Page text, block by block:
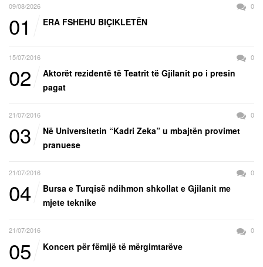
09/08/2026 0
01 ERA FSHEHU BIÇIKLETËN
15/07/2016 0
02
Aktorët rezidentë të Teatrit të Gjilanit po i presin
pagat
21/07/2016 0
03
Në Universitetin “Kadri Zeka” u mbajtën provimet
pranuese
21/07/2016 0
04
Bursa e Turqisë ndihmon shkollat e Gjilanit me
mjete teknike
21/07/2016 0
05 Koncert për fëmijë të mërgimtarëve